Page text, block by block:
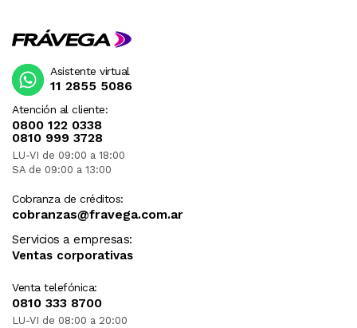
Atención al cliente:
0800 122 0338
0810 999 3728
LU-VI de 09:00 a 18:00
SA de 09:00 a 13:00
Cobranza de créditos:
cobranzas@fravega.com.ar
Servicios a empresas:
Ventas corporativas
Venta telefónica:
0810 333 8700
LU-VI de 08:00 a 20:00
Asistente virtual
11 2855 5086